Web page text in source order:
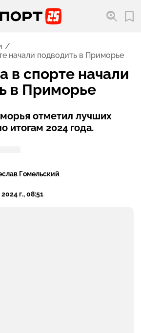
начали подводить в Приморье
в спорте начали
в Приморье
отметил лучших
итогам 2024 года.
Гомельский
г., 08:51